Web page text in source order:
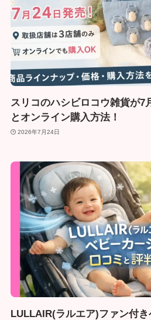
スリコのハシビロコウ雑貨が7
とオンライン購入方法！
2026年7月24日
LULLAIR(ラルエア)ファン付